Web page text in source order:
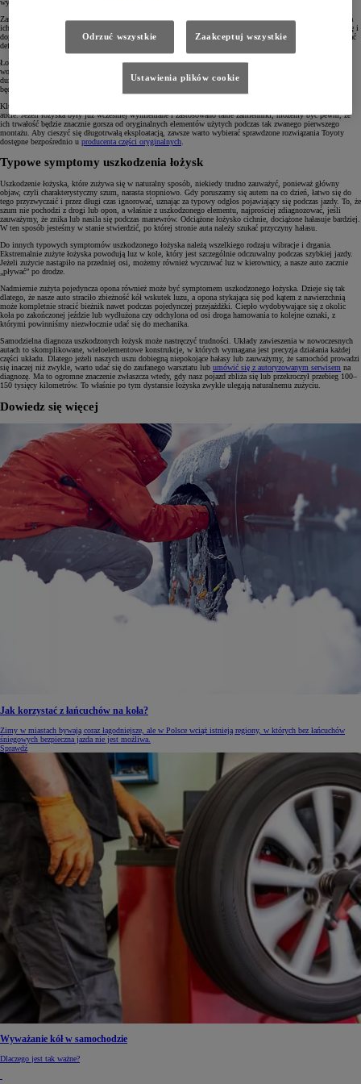
Zanieczyszczenia, takie jak piasek, kurz czy błoto, mogą przedostać się do łożysk, co gwałtownie przyspiesza
ich zużycie. Z kolei wilgoć może powodować korozję metalowych elementów łożysk, osłabiając ich strukturę i
doprowadzając do awarii. Warto również pamiętać, że nawet niewielka stłuczka parkingowa może spowodować
deformację, pęknięcie lub inną utratę integralności strukturalnej łożyska w naszym kole.
Łożyska mogą zużywać się szybciej w samochodach, które są szczególnie mocno eksploatowane. Auta, które
wożą dużą ilość pasażerów i bagażu, holują przyczepy, są prowadzone w sposób ekstremalny, poruszają się z
dużą prędkością i są narażone na ciągłe przeciążenia podczas gwałtownych manewrów, zdecydowanie szybciej
będą wymagały serwisu łożysk.
Kluczowym aspektem mającym wpływ na zużycie jest również jakość elementów znajdujących się w naszym
aucie. Jeżeli łożyska były już wcześniej wymieniane i zastosowano tanie zamienniki, możemy być pewni, że
ich trwałość będzie znacznie gorsza od oryginalnych elementów użytych podczas tak zwanego pierwszego
montażu. Aby cieszyć się długotrwałą eksploatacją, zawsze warto wybierać sprawdzone rozwiązania Toyoty
dostępne bezpośrednio u producenta części oryginalnych
Typowe symptomy uszkodzenia łożysk
Uszkodzenie łożyska, które zużywa się w naturalny sposób, niekiedy trudno zauważyć, ponieważ główny
objaw, czyli charakterystyczny szum, narasta stopniowo. Gdy poruszamy się autem na co dzień, łatwo się do
tego przyzwyczaić i przez długi czas ignorować, uznając za typowy odgłos pojawiający się podczas jazdy. To, że
szum nie pochodzi z drogi lub opon, a właśnie z uszkodzonego elementu, najprościej zdiagnozować, jeśli
zauważymy, że znika lub nasila się podczas manewrów. Odciążone łożysko cichnie, dociążone hałasuje bardziej.
W ten sposób jesteśmy w stanie stwierdzić, po której stronie auta należy szukać przyczyny hałasu.
Do innych typowych symptomów uszkodzonego łożyska należą wszelkiego rodzaju wibracje i drgania.
Ekstremalnie zużyte łożyska powodują luz w kole, który jest szczególnie odczuwalny podczas szybkiej jazdy.
Jeżeli zużycie nastąpiło na przedniej osi, możemy również wyczuwać luz w kierownicy, a nasze auto zacznie
„pływać” po drodze.
Nadmiernie zużyta pojedyncza opona również może być symptomem uszkodzonego łożyska. Dzieje się tak
dlatego, że nasze auto straciło zbieżność kół wskutek luzu, a opona stykająca się pod kątem z nawierzchnią
może kompletnie stracić bieżnik nawet podczas pojedynczej przejażdżki. Ciepło wydobywające się z okolic
koła po zakończonej jeździe lub wydłużona czy odchylona od osi droga hamowania to kolejne oznaki, z
którymi powinniśmy niezwłocznie udać się do mechanika.
Samodzielna diagnoza uszkodzonych łożysk może nastręczyć trudności. Układy zawieszenia w nowoczesnych
autach to skomplikowane, wieloelementowe konstrukcje, w których wymagana jest precyzja działania każdej
części układu. Dlatego jeżeli naszych uszu dobiegną niepokojące hałasy lub zauważymy, że samochód prowadzi
się inaczej niż zwykle, warto udać się do zaufanego warsztatu lub umówić się z autoryzowanym serwisem na
diagnozę. Ma to ogromne znaczenie zwłaszcza wtedy, gdy nasz pojazd zbliża się lub przekroczył przebieg 100–
150 tysięcy kilometrów. To właśnie po tym dystansie łożyska zwykle ulegają naturalnemu zużyciu.
Dowiedz się więcej
Jak korzystać z łańcuchów na koła?
Zimy w miastach bywają coraz łagodniejsze, ale w Polsce wciąż istnieją regiony, w których bez łańcuchów
śniegowych bezpieczna jazda nie jest możliwa.
Sprawdź
Wyważanie kół w samochodzie
Dlaczego jest tak ważne?
Odrzuć wszystkie Zaakceptuj wszystkie
Ustawienia plików cookie